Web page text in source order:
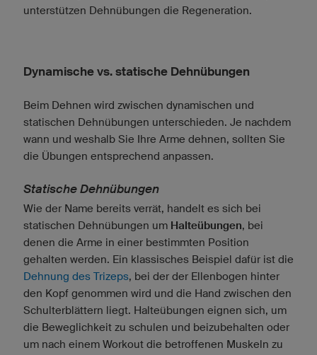
unterstützen Dehnübungen die Regeneration.
Dynamische vs. statische Dehnübungen
Beim Dehnen wird zwischen dynamischen und
statischen Dehnübungen unterschieden. Je nachdem
wann und weshalb Sie Ihre Arme dehnen, sollten Sie
die Übungen entsprechend anpassen.
Statische Dehnübungen
Wie der Name bereits verrät, handelt es sich bei
statischen Dehnübungen um Halteübungen, bei
denen die Arme in einer bestimmten Position
gehalten werden. Ein klassisches Beispiel dafür ist die
Dehnung des Trizeps, bei der der Ellenbogen hinter
den Kopf genommen wird und die Hand zwischen den
Schulterblättern liegt. Halteübungen eignen sich, um
die Beweglichkeit zu schulen und beizubehalten oder
um nach einem Workout die betroffenen Muskeln zu